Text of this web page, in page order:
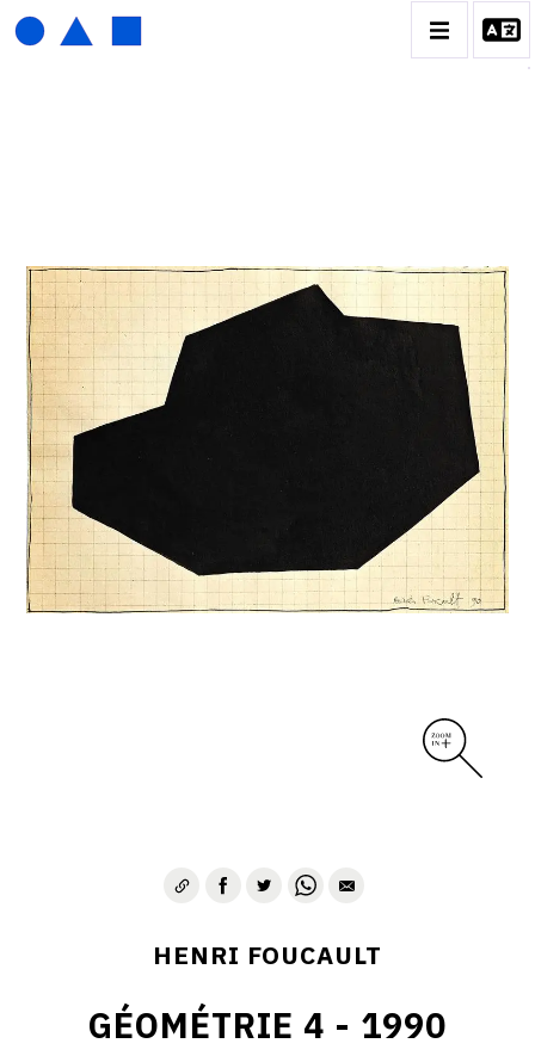
BIOGRAPHIE
CATALOGUE DES OEUVRES
02_PHOTOGRAPHIQUE
05_MONOTYPE
CONTACT
HENRI FOUCAULT
GÉOMÉTRIE 4 - 1990